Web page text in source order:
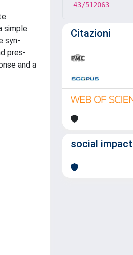
simple
syn-
pres-
and a
43/512063
Citazioni
social impact